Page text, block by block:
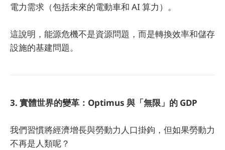
電力需求（包括未來的電動車和 AI 算力）。
這說明，能源危機不是資源問題，而是轉換效率和儲存
設施的基建問題。
3. 實體世界的變革：Optimus 與「無限」的 GDP
我們習慣將經濟增長與勞動力人口掛鉤，但如果勞動力
不再是人類呢？